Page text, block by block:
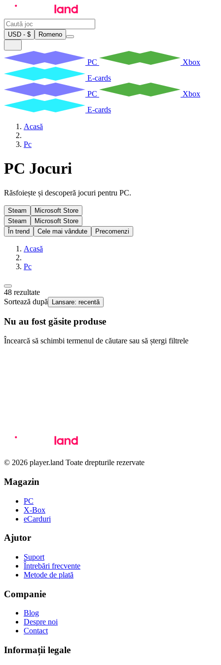
USD - $ Romeno
PC
Xbox
E-cards
PC
Xbox
E-cards
Acasă
Pc
PC Jocuri
Răsfoiește și descoperă jocuri pentru PC.
Steam
Microsoft Store
Steam
Microsoft Store
În trend
Cele mai vândute Precomenzi
Acasă
Pc
48 rezultate
Sortează după
Lansare: recentă
Nu au fost găsite produse
Încearcă să schimbi termenul de căutare sau să ștergi filtrele
© 2026 player.land Toate drepturile rezervate
Magazin
PC
X-Box
eCarduri
Ajutor
Suport
Întrebări frecvente
Metode de plată
Companie
Blog
Despre noi
Contact
Informații legale